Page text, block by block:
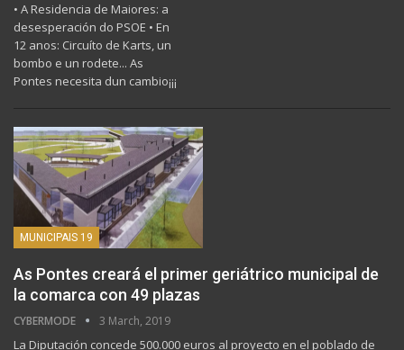
• A Residencia de Maiores: a
desesperación do PSOE • En
12 anos: Circuíto de Karts, un
bombo e un rodete... As
Pontes necesita dun cambio¡¡¡
MUNICIPAIS 19
As Pontes creará el primer geriátrico municipal de
la comarca con 49 plazas
CYBERMODE 3 March, 2019
La Diputación concede 500.000 euros al proyecto en el poblado de